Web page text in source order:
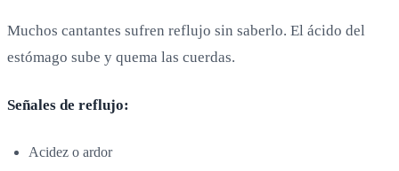
Muchos cantantes sufren reflujo sin saberlo. El ácido del
estómago sube y quema las cuerdas.
Señales de reflujo:
Acidez o ardor